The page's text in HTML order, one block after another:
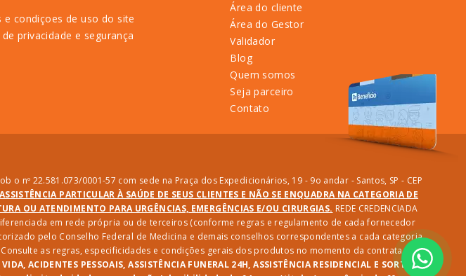
e condiçoes de uso do site
privacidade e segurança
Área do cliente
Área do Gestor
Validador
Blog
Quem somos
Seja parceiro
Contato
o nº 22.581.073/0001-57 com sede na Praça dos Expedicionários, 19 - 9o andar - Santos, SP - CEP
PARTICULAR À SAÚDE DE SEUS CLIENTES E NÃO SE ENQUADRA NA CATEGORIA DE
OU ATENDIMENTO PARA URGÊNCIAS, EMERGÊNCIAS E/OU CIRURGIAS. REDE CREDENCIADA
em rede própria ou de terceiros (conforme regras e regulamento de cada fornecedor
pelo Conselho Federal de Medicina e demais conselhos correspondentes a cada categoria
as regras, especificidades e condições gerais dos produtos no momento da contratação.
VIDA, ACIDENTES PESSOAIS, ASSISTÊNCIA FUNERAL 24H, ASSISTÊNCIA RESIDENCIAL E SORTEIO: